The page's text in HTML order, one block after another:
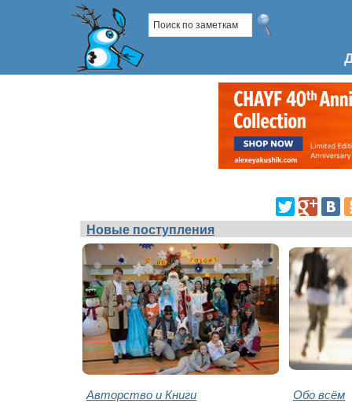
Новые поступления
Авторство и Книги Обо всём